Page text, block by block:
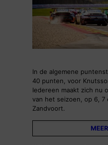
In de algemene
40 punten, voor
Iedereen maakt zich nu
van het seizoen, op 6, 7
Zandvoort.